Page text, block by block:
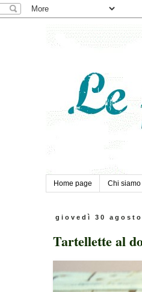
Home page Chi siamo
giovedì 30 agosto
Tartellette al